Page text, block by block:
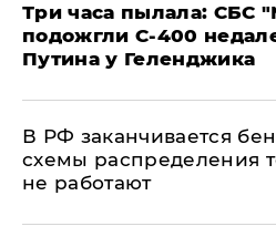
Три часа пылала: СБС
подожгли С-400
Путина у Геленджика
​В РФ заканчивается
схемы распределения
не работают